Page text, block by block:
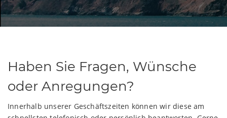
Haben Sie Fragen, Wünsche
oder Anregungen?
Innerhalb unserer Geschäftszeiten können wir diese am